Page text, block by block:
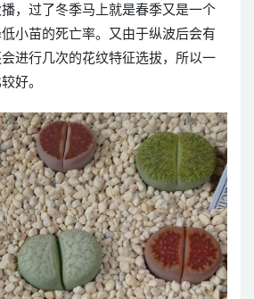
，过了冬季马上就是春季又是一个
小苗的死亡率。又由于纵波后会有
进行几次的花纹特征选拔，所以一
好。